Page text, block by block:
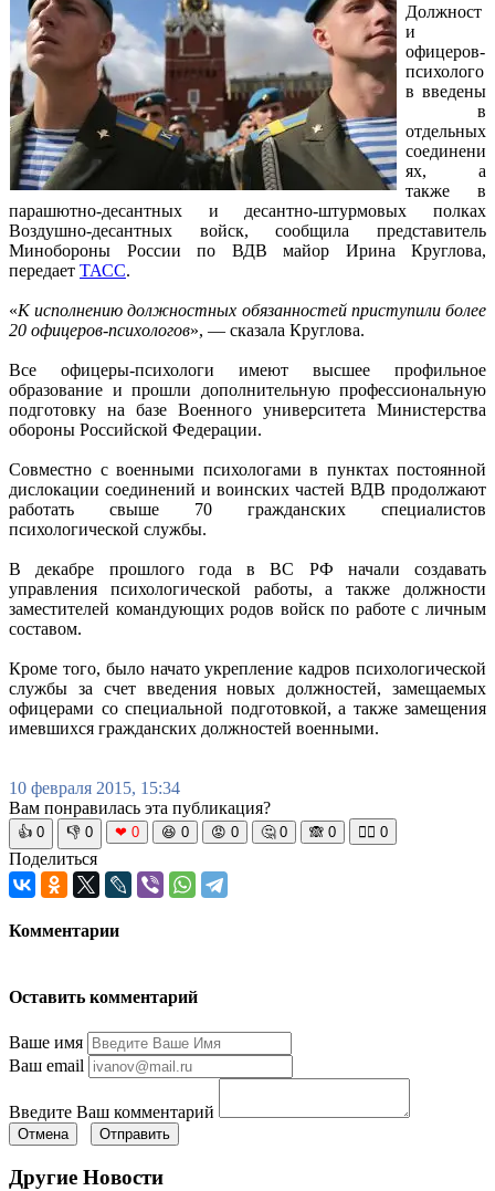
Должност
и
офицеров-
психолого
в введены
в
отдельных
соединени
ях, а
также в
парашютно-десантных и десантно-штурмовых полках
Воздушно-десантных войск, сообщила представитель
Минобороны России по ВДВ майор Ирина Круглова,
передает ТАСС.
«К исполнению должностных обязанностей приступили более
20 офицеров-психологов», — сказала Круглова.
Все офицеры-психологи имеют высшее профильное
образование и прошли дополнительную профессиональную
подготовку на базе Военного университета Министерства
обороны Российской Федерации.
Совместно с военными психологами в пунктах постоянной
дислокации соединений и воинских частей ВДВ продолжают
работать свыше 70 гражданских специалистов
психологической службы.
В декабре прошлого года в ВС РФ начали создавать
управления психологической работы, а также должности
заместителей командующих родов войск по работе с личным
составом.
Кроме того, было начато укрепление кадров психологической
службы за счет введения новых должностей, замещаемых
офицерами со специальной подготовкой, а также замещения
имевшихся гражданских должностей военными.
10 февраля 2015, 15:34
Вам понравилась эта публикация?
👍 0 👎 0 ❤ 0 😆 0 😡 0 🤔 0 🙈 0 🧘‍♀️ 0
Поделиться
Комментарии
Оставить комментарий
Ваше имя
Ваш email
Введите Ваш комментарий
Отмена Отправить
Другие Новости